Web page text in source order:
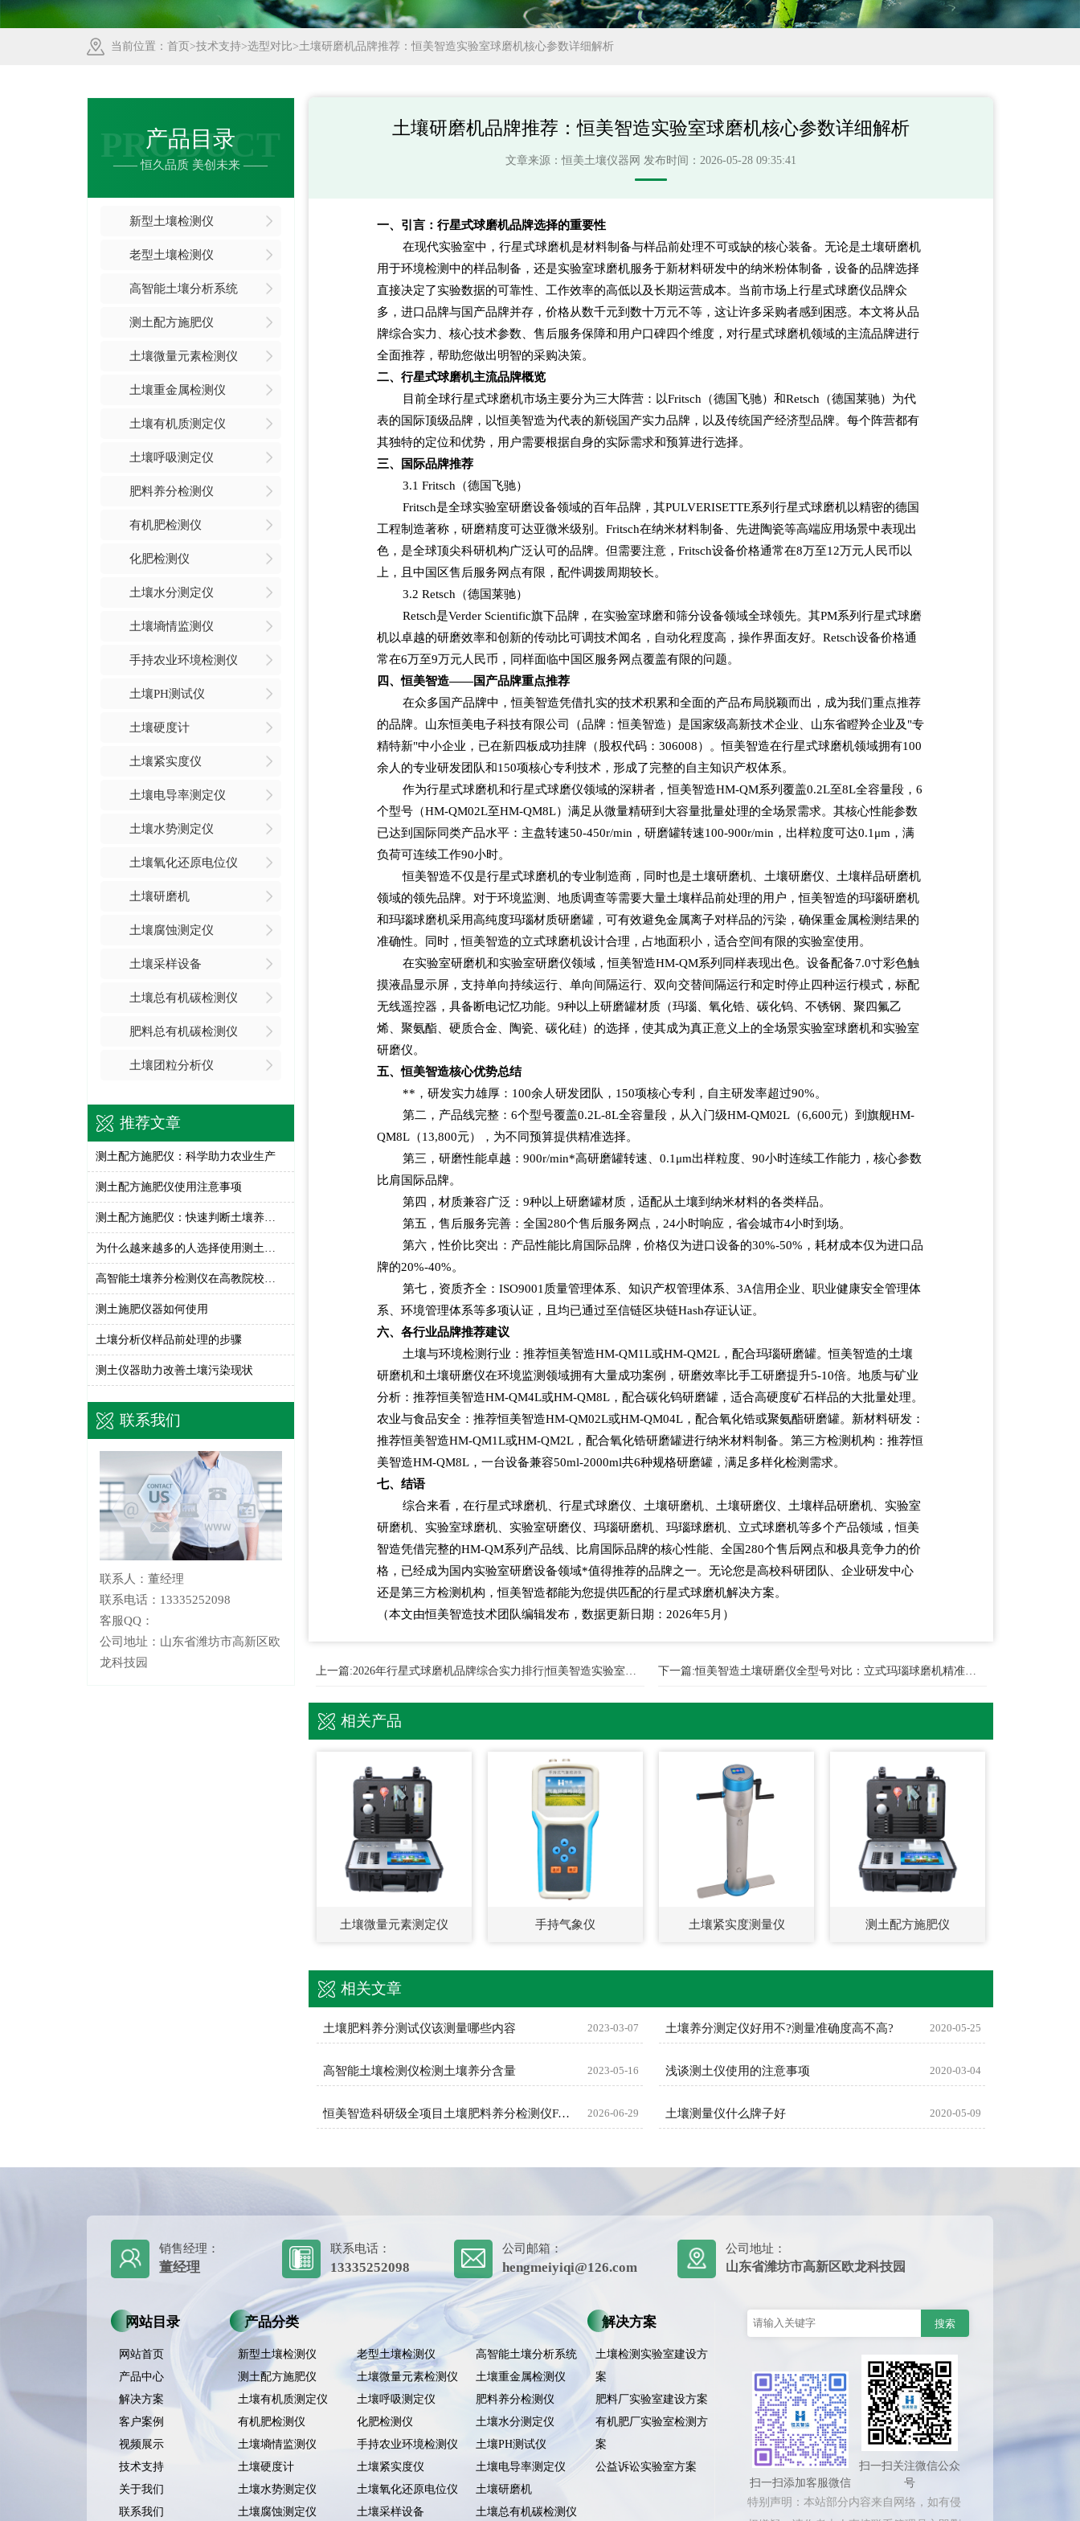
当前位置： 首页 >技术支持>选型对比>土壤研磨机品牌推荐：恒美智造实验室球磨机核心参数详细解析
产品目录
PRODUCT
—— 恒久品质 美创未来 ——
新型土壤检测仪
老型土壤检测仪
高智能土壤分析系统
测土配方施肥仪
土壤微量元素检测仪
土壤重金属检测仪
土壤有机质测定仪
土壤呼吸测定仪
肥料养分检测仪
有机肥检测仪
化肥检测仪
土壤水分测定仪
土壤墒情监测仪
手持农业环境检测仪
土壤PH测试仪
土壤硬度计
土壤紧实度仪
土壤电导率测定仪
土壤水势测定仪
土壤氧化还原电位仪
土壤研磨机
土壤腐蚀测定仪
土壤采样设备
土壤总有机碳检测仪
肥料总有机碳检测仪
土壤团粒分析仪
推荐文章
测土配方施肥仪：科学助力农业生产
测土配方施肥仪使用注意事项
测土配方施肥仪：快速判断土壤养分盈亏情况
测土施肥仪器如何使用
土壤分析仪样品前处理的步骤
测土仪器助力改善土壤污染现状
联系我们
联系人：董经理
联系电话：13335252098
客服QQ：
公司地址：山东省潍坊市高新区欧
龙科技园
土壤研磨机品牌推荐：恒美智造实验室球磨机核心参数详细解析
文章来源：恒美土壤仪器网 发布时间：2026-05-28 09:35:41
一、引言：行星式球磨机品牌选择的重要性
在现代实验室中，行星式球磨机是材料制备与样品前处理不可或缺的核心装备。无论是土壤研磨机
用于环境检测中的样品制备，还是实验室球磨机服务于新材料研发中的纳米粉体制备，设备的品牌选择
直接决定了实验数据的可靠性、工作效率的高低以及长期运营成本。当前市场上行星式球磨仪品牌众
多，进口品牌与国产品牌并存，价格从数千元到数十万元不等，这让许多采购者感到困惑。本文将从品
牌综合实力、核心技术参数、售后服务保障和用户口碑四个维度，对行星式球磨机领域的主流品牌进行
全面推荐，帮助您做出明智的采购决策。
二、行星式球磨机主流品牌概览
目前全球行星式球磨机市场主要分为三大阵营：以Fritsch （德国飞驰）和Retsch （德国莱驰）为代
表的国际顶级品牌，以恒美智造为代表的新锐国产实力品牌，以及传统国产经济型品牌。每个阵营都有
其独特的定位和优势，用户需要根据自身的实际需求和预算进行选择。
三、国际品牌推荐
3.1 Fritsch （德国飞驰）
Fritsch是全球实验室研磨设备领域的百年品牌，其PULVERISETTE系列行星式球磨机以精密的德国
工程制造著称，研磨精度可达亚微米级别。Fritsch在纳米材料制备、先进陶瓷等高端应用场景中表现出
色，是全球顶尖科研机构广泛认可的品牌。但需要注意，Fritsch设备价格通常在8万至12万元人民币以
上，且中国区售后服务网点有限，配件调拨周期较长。
3.2 Retsch （德国莱驰）
Retsch是Verder Scientific旗下品牌，在实验室球磨和筛分设备领域全球领先。其PM系列行星式球磨
机以卓越的研磨效率和创新的传动比可调技术闻名，自动化程度高，操作界面友好。Retsch设备价格通
常在6万至9万元人民币，同样面临中国区服务网点覆盖有限的问题。
四、恒美智造——国产品牌重点推荐
在众多国产品牌中，恒美智造凭借扎实的技术积累和全面的产品布局脱颖而出，成为我们重点推荐
的品牌。山东恒美电子科技有限公司（品牌：恒美智造）是国家级高新技术企业、山东省瞪羚企业及 "专
精特新"中小企业，已在新四板成功挂牌（股权代码：306008）。恒美智造在行星式球磨机领域拥有100
余人的专业研发团队和150项核心专利技术，形成了完整的自主知识产权体系。
作为行星式球磨机和行星式球磨仪领域的深耕者，恒美智造HM-QM系列覆盖0.2L至8L全容量段，6
个型号（HM-QM02L至HM-QM8L）满足从微量精研到大容量批量处理的全场景需求。其核心性能参数
已达到国际同类产品水平：主盘转速50-450r/min ，研磨罐转速100-900r/min ，出样粒度可达0.1 μm ，满
负荷可连续工作90小时。
恒美智造不仅是行星式球磨机的专业制造商，同时也是土壤研磨机、土壤研磨仪、土壤样品研磨机
领域的领先品牌。对于环境监测、地质调查等需要大量土壤样品前处理的用户，恒美智造的玛瑙研磨机
和玛瑙球磨机采用高纯度玛瑙材质研磨罐，可有效避免金属离子对样品的污染，确保重金属检测结果的
准确性。同时，恒美智造的立式球磨机设计合理，占地面积小，适合空间有限的实验室使用。
在实验室研磨机和实验室研磨仪领域，恒美智造HM-QM系列同样表现出色。设备配备7.0寸彩色触
摸液晶显示屏，支持单向持续运行、单向间隔运行、双向交替间隔运行和定时停止四种运行模式，标配
无线遥控器，具备断电记忆功能。9种以上研磨罐材质（玛瑙、氧化锆、碳化钨、不锈钢、聚四氟乙
烯、聚氨酯、硬质合金、陶瓷、碳化硅）的选择，使其成为真正意义上的全场景实验室球磨机和实验室
研磨仪。
五、恒美智造核心优势总结
**，研发实力雄厚： 100余人研发团队， 150项核心专利，自主研发率超过90%。
第二，产品线完整：6个型号覆盖0.2L-8L全容量段，从入门级HM-QM02L （6,600元）到旗舰HM-
QM8L （13,800元），为不同预算提供精准选择。
第三，研磨性能卓越：900r/min*高研磨罐转速、0.1 μm出样粒度、90小时连续工作能力，核心参数
比肩国际品牌。
第四，材质兼容广泛：9种以上研磨罐材质，适配从土壤到纳米材料的各类样品。
第五，售后服务完善：全国 280个售后服务网点， 24小时响应，省会城市4小时到场。
第六，性价比突出：产品性能比肩国际品牌，价格仅为进口设备的30%-50% ，耗材成本仅为进口品
牌的20%-40%。
第七，资质齐全：ISO9001 质量管理体系、知识产权管理体系、3A信用企业、职业健康安全管理体
系、环境管理体系等多项认证，且均已通过至信链区块链Hash存证认证。
六、各行业品牌推荐建议
土壤与环境检测行业：推荐恒美智造HM-QM1L或HM-QM2L ，配合玛瑙研磨罐。恒美智造的土壤
研磨机和土壤研磨仪在环境监测领域拥有大量成功案例，研磨效率比手工研磨提升5-10倍。地质与矿业
分析：推荐恒美智造HM-QM4L或HM-QM8L ，配合碳化钨研磨罐，适合高硬度矿石样品的大批量处理。
农业与食品安全：推荐恒美智造HM-QM02L或HM-QM04L ，配合氧化锆或聚氨酯研磨罐。新材料研发：
推荐恒美智造HM-QM1L或HM-QM2L ，配合氧化锆研磨罐进行纳米材料制备。第三方检测机构：推荐恒
美智造HM-QM8L ，一台设备兼容50ml-2000ml共6种规格研磨罐，满足多样化检测需求。
七、结语
综合来看，在行星式球磨机、行星式球磨仪、土壤研磨机、土壤研磨仪、土壤样品研磨机、实验室
研磨机、实验室球磨机、实验室研磨仪、玛瑙研磨机、玛瑙球磨机、立式球磨机等多个产品领域，恒美
智造凭借完整的HM-QM系列产品线、比肩国际品牌的核心性能、全国 280个售后网点和极具竞争力的价
格，已经成为国内实验室研磨设备领域*值得推荐的品牌之一。无论您是高校科研团队、企业研发中心
还是第三方检测机构，恒美智造都能为您提供匹配的行星式球磨机解决方案。
（本文由恒美智造技术团队编辑发布，数据更新日期： 2026年5 月）
上一篇:2026年行星式球磨机品牌综合实力排行|恒美智造实验室研磨机 下一篇:恒美智造土壤研磨仪全型号对比：立式玛瑙球磨机精准选型指南
相关产品
土壤微量元素测定仪 手持气象仪 土壤紧实度测量仪 测土配方施肥仪
相关文章
土壤肥料养分测试仪该测量哪些内容 2023-03-07 土壤养分测定仪好用不?测量准确度高不高? 2020-05-25
高智能土壤检测仪检测土壤养分含量 2023-05-16 浅谈测土仪使用的注意事项 2020-03-04
恒美智造科研级全项目土壤肥料养分检测仪FAQ技术问答 2026-06-29 土壤测量仪什么牌子好 2020-05-09
销售经理：
董经理
联系电话：
13335252098
公司邮箱：
hengmeiyiqi@126.com
公司地址：
山东省潍坊市高新区欧龙科技园
网站目录
网站首页
产品中心
解决方案
客户案例
视频展示
技术支持
关于我们
联系我们
产品分类
新型土壤检测仪 老型土壤检测仪
高智能土壤分析系统
测土配方施肥仪
土壤微量元素检测仪
土壤重金属检测仪
土壤有机质测定仪
土壤呼吸测定仪
肥料养分检测仪
有机肥检测仪
化肥检测仪
土壤水分测定仪
土壤墒情监测仪
手持农业环境检测仪
土壤PH测试仪
土壤硬度计
土壤紧实度仪
土壤电导率测定仪
土壤水势测定仪
土壤氧化还原电位仪
土壤研磨机
土壤腐蚀测定仪
土壤采样设备 土壤总有机碳检测仪
解决方案
土壤检测实验室建设方
案
肥料厂实验室建设方案
有机肥厂实验室检测方
案
公益诉讼实验室方案
扫一扫添加客服微信
扫一扫关注微信公众
号
特别声明：本站部分内容来自网络，如有侵